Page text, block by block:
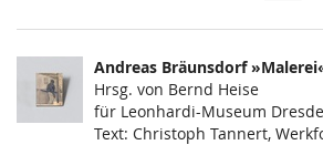
Andreas Bräunsdorf
Hrsg. von Bernd Heise
für Leonhardi-Museum
Text: Christoph Tannert,